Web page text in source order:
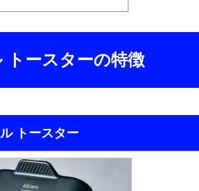
ースターの特徴
トースター